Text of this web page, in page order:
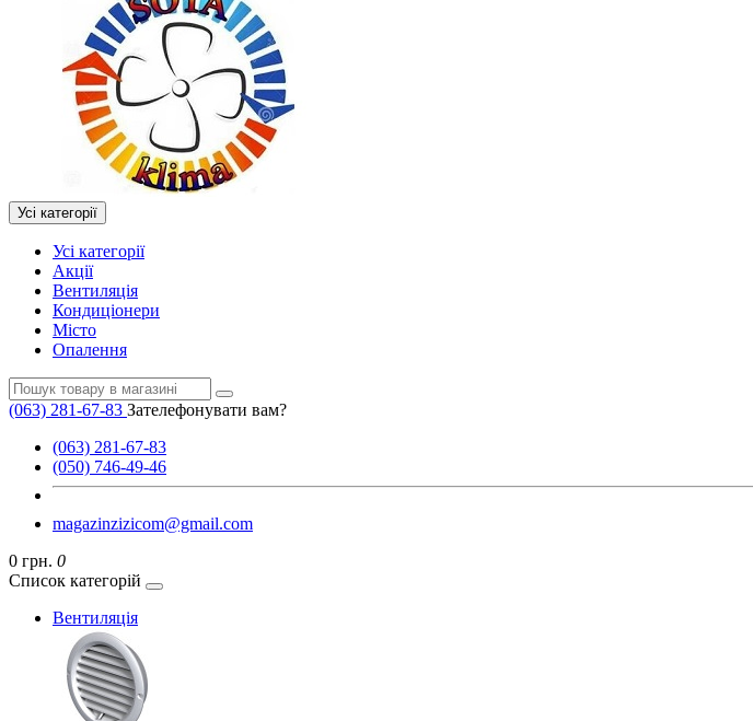
Усі категорії
Усі категорії
Акції
Вентиляція
Кондиціонери
Місто
Опалення
(063) 281-67-83 Зателефонувати вам?
(063) 281-67-83
(050) 746-49-46
magazinzizicom@gmail.com
0 грн. 0
Список категорій
Вентиляція